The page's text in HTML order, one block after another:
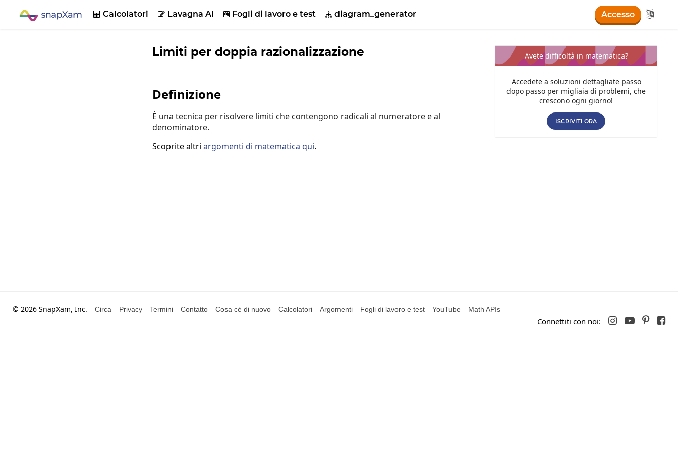
 Calcolatori  Lavagna AI  Fogli di lavoro e test  diagram_generator Accesso 
Limiti per doppia razionalizzazione
Definizione
È una tecnica per risolvere limiti che contengono radicali al numeratore e al
denominatore.
Scoprite altri argomenti di matematica qui.
Avete difficoltà in matematica?
Accedete a soluzioni dettagliate passo
dopo passo per migliaia di problemi, che
crescono ogni giorno!
ISCRIVITI ORA
© 2026 SnapXam, Inc. Circa Privacy Termini Contatto Cosa cè di nuovo Calcolatori Argomenti Fogli di lavoro e test YouTube Math APIs
Connettiti con noi:    